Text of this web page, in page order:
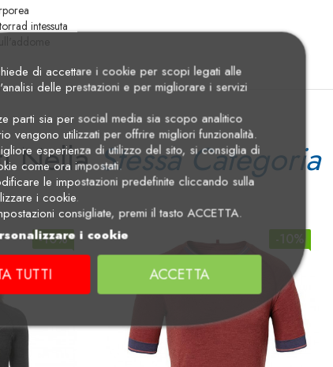
intessuta
NellaStessa Categoria
-10% -10%
di accettare i cookie per scopi legati alle
delle prestazioni e per migliorare i servizi
parti sia per social media sia scopo analitico
vengono utilizzati per offrire migliori funzionalità.
esperienza di utilizzo del sito, si consiglia di
come ora impostati.
le impostazioni predefinite cliccando sulla
i cookie.
consigliate, premi il tasto ACCETTA.
i cookie
TUTTI ACCETTA